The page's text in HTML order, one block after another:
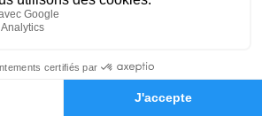
Hommages
Dame de l'Assomption de
les-Bains